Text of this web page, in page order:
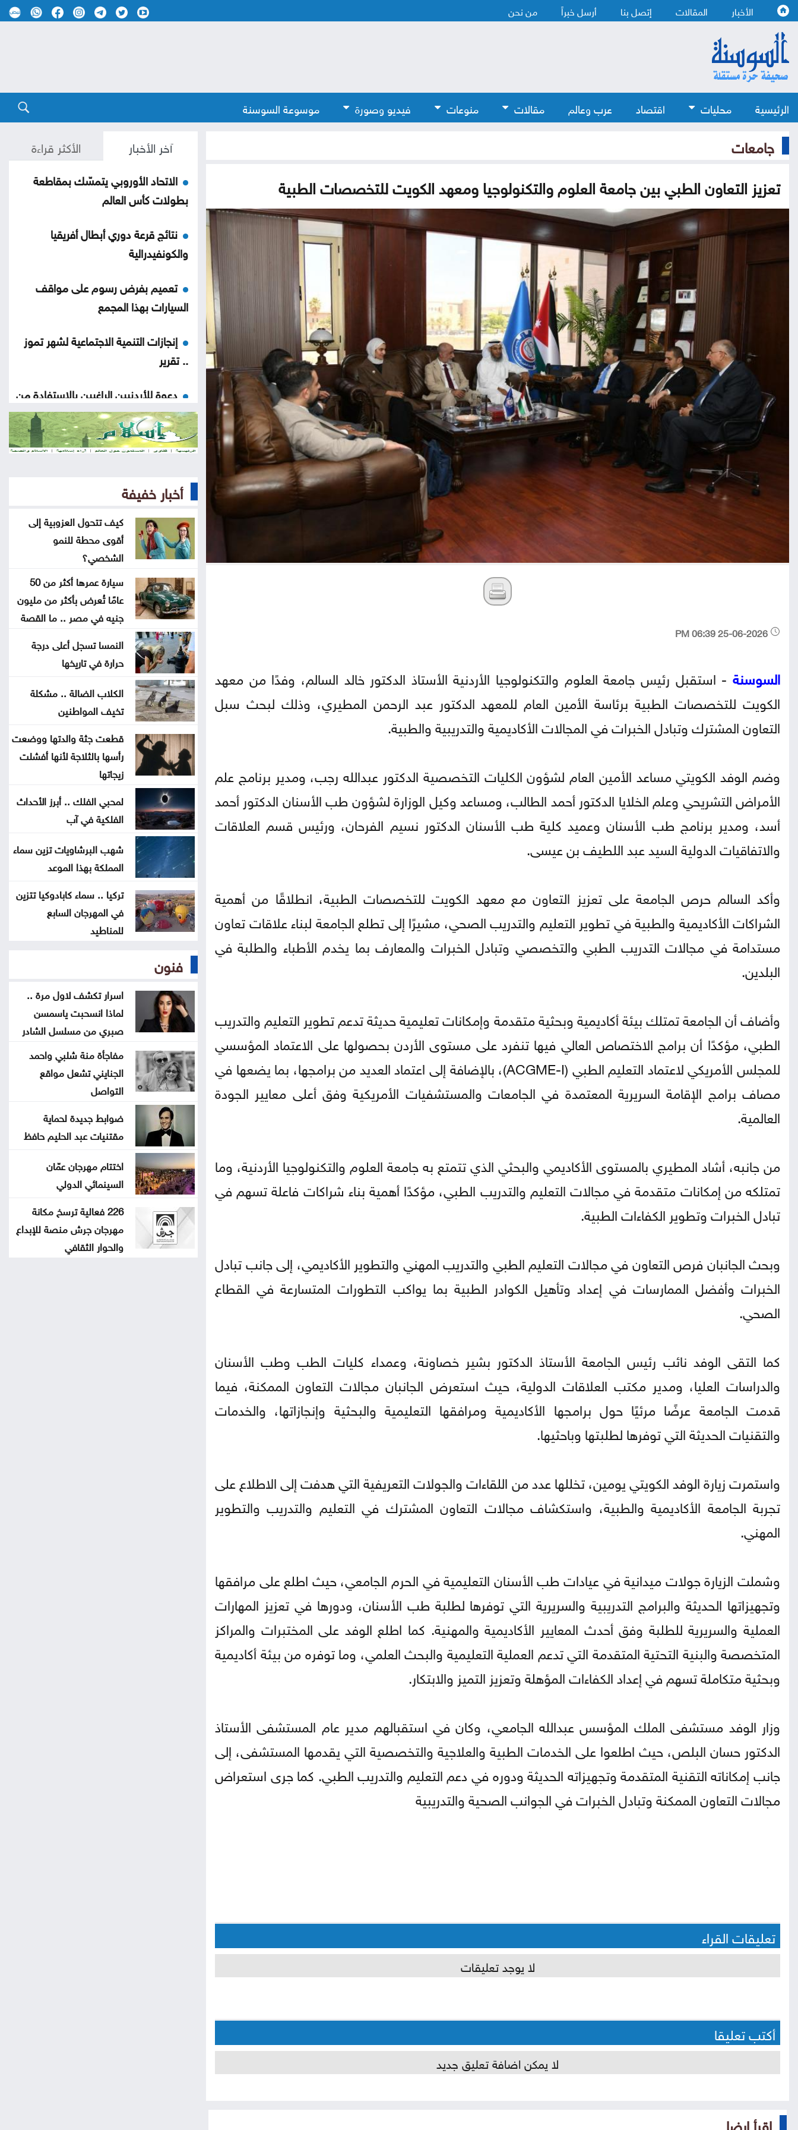
الأخبار المقالات إتصل بنا أرسل خبراً من نحن
الرئيسية محليات اقتصاد عرب وعالم مقالات منوعات فيديو وصورة موسوعة السوسنة
جامعات
تعزيز التعاون الطبي بين جامعة العلوم والتكنولوجيا ومعهد الكويت للتخصصات الطبية
السوسنة - استقبل رئيس جامعة العلوم والتكنولوجيا الأردنية الأستاذ الدكتور خالد السالم، وفدًا من معهد
الكويت للتخصصات الطبية برئاسة الأمين العام للمعهد الدكتور عبد الرحمن المطيري، وذلك لبحث سبل
التعاون المشترك وتبادل الخبرات في المجالات الأكاديمية والتدريبية والطبية.
وضم الوفد الكويتي مساعد الأمين العام لشؤون الكليات التخصصية الدكتور عبدالله رجب، ومدير برنامج علم
الأمراض التشريحي وعلم الخلايا الدكتور أحمد الطالب، ومساعد وكيل الوزارة لشؤون طب الأسنان الدكتور أحمد
أسد، ومدير برنامج طب الأسنان وعميد كلية طب الأسنان الدكتور نسيم الفرحان، ورئيس قسم العلاقات
والاتفاقيات الدولية السيد عبد اللطيف بن عيسى.
وأكد السالم حرص الجامعة على تعزيز التعاون مع معهد الكويت للتخصصات الطبية، انطلاقًا من أهمية
الشراكات الأكاديمية والطبية في تطوير التعليم والتدريب الصحي، مشيرًا إلى تطلع الجامعة لبناء علاقات تعاون
مستدامة في مجالات التدريب الطبي والتخصصي وتبادل الخبرات والمعارف بما يخدم الأطباء والطلبة في
البلدين.
وأضاف أن الجامعة تمتلك بيئة أكاديمية وبحثية متقدمة وإمكانات تعليمية حديثة تدعم تطوير التعليم والتدريب
الطبي، مؤكدًا أن برامج الاختصاص العالي فيها تنفرد على مستوى الأردن بحصولها على الاعتماد المؤسسي
للمجلس الأمريكي لاعتماد التعليم الطبي (ACGME-I)، بالإضافة إلى اعتماد العديد من برامجها، بما يضعها في
مصاف برامج الإقامة السريرية المعتمدة في الجامعات والمستشفيات الأمريكية وفق أعلى معايير الجودة
العالمية.​
من جانبه، أشاد المطيري بالمستوى الأكاديمي والبحثي الذي تتمتع به جامعة العلوم والتكنولوجيا الأردنية، وما
تمتلكه من إمكانات متقدمة في مجالات التعليم والتدريب الطبي، مؤكدًا أهمية بناء شراكات فاعلة تسهم في
تبادل الخبرات وتطوير الكفاءات الطبية.
وبحث الجانبان فرص التعاون في مجالات التعليم الطبي والتدريب المهني والتطوير الأكاديمي، إلى جانب تبادل
الخبرات وأفضل الممارسات في إعداد وتأهيل الكوادر الطبية بما يواكب التطورات المتسارعة في القطاع
الصحي.
كما التقى الوفد نائب رئيس الجامعة الأستاذ الدكتور بشير خصاونة، وعمداء كليات الطب وطب الأسنان
والدراسات العليا، ومدير مكتب العلاقات الدولية، حيث استعرض الجانبان مجالات التعاون الممكنة، فيما
قدمت الجامعة عرضًا مرئيًا حول برامجها الأكاديمية ومرافقها التعليمية والبحثية وإنجازاتها، والخدمات
والتقنيات الحديثة التي توفرها لطلبتها وباحثيها.
واستمرت زيارة الوفد الكويتي يومين، تخللها عدد من اللقاءات والجولات التعريفية التي هدفت إلى الاطلاع على
تجربة الجامعة الأكاديمية والطبية، واستكشاف مجالات التعاون المشترك في التعليم والتدريب والتطوير
المهني.
وشملت الزيارة جولات ميدانية في عيادات طب الأسنان التعليمية في الحرم الجامعي، حيث اطلع على مرافقها
وتجهيزاتها الحديثة والبرامج التدريبية والسريرية التي توفرها لطلبة طب الأسنان، ودورها في تعزيز المهارات
العملية والسريرية للطلبة وفق أحدث المعايير الأكاديمية والمهنية. كما اطلع الوفد على المختبرات والمراكز
المتخصصة والبنية التحتية المتقدمة التي تدعم العملية التعليمية والبحث العلمي، وما توفره من بيئة أكاديمية
وبحثية متكاملة تسهم في إعداد الكفاءات المؤهلة وتعزيز التميز والابتكار.
وزار الوفد مستشفى الملك المؤسس عبدالله الجامعي، وكان في استقبالهم مدير عام المستشفى الأستاذ
الدكتور حسان البلص، حيث اطلعوا على الخدمات الطبية والعلاجية والتخصصية التي يقدمها المستشفى، إلى
جانب إمكاناته التقنية المتقدمة وتجهيزاته الحديثة ودوره في دعم التعليم والتدريب الطبي. كما جرى استعراض
مجالات التعاون الممكنة وتبادل الخبرات في الجوانب الصحية والتدريبية
تعليقات القراء
لا يوجد تعليقات
أكتب تعليقا
لا يمكن اضافة تعليق جديد
إقرأ ايضا
آخر الأخبار الأكثر قراءة
الاتحاد الأوروبي يتمسّك بمقاطعة
بطولات كأس العالم
نتائج قرعة دوري أبطال أفريقيا
والكونفيدرالية
تعميم بفرض رسوم على مواقف
السيارات بهذا المجمع
إنجازات التنمية الاجتماعية لشهر تموز
.. تقرير
دعوة للأردنيين الراغبين بالاستفادة من
خدمات الضمان الإلكترونية
ضبط بئر مخالفة واعتداءات على المياه
افتتاح مركز الخدمات الحكومي في
عجلون
إغلاق باب التسجيل للمشاركة في
معرض الكتاب
فيدان يستنكر الهجمات الإسرائيلية
السعايدة يبحث مع علاوي تعزيز
التعاون البرلماني
كيف تتحول العزوبية إلى أقوى محطة
للنمو الشخصي؟
هدية مجانية للجيولوجيا الكوكبية:
في فهم أسرار القمر
إطلاق برنامج الدكتوراه في التمريض
بجامعة التكنولوجيا
تأسيس رابطة أندية المحترفين لكرة
القدم
أردنية .. تقرير رسمي يكشف أخطر أبواب
أخبار خفيفة
كيف تتحول العزوبية إلى
أقوى محطة للنمو
الشخصي؟
سيارة عمرها أكثر من 50
عامًا تُعرض بأكثر من مليون
جنيه في مصر .. ما القصة
النمسا تسجل أعلى درجة
حرارة في تاريخها
الكلاب الضالة .. مشكلة
تخيف المواطنين
قطعت جثة والدتها ووضعت
رأسها بالثلاجة لأنها أفشلت
زيجاتها
لمحبي الفلك .. أبرز الأحداث
الفلكية في آب
شهب البرشاويات تزين سماء
المملكة بهذا الموعد
تركيا .. سماء كابادوكيا تتزين
في المهرجان السابع
للمناطيد
فنون
اسرار تكشف لاول مرة ..
لماذا انسحبت ياسمسن
صبري من مسلسل الشادر
مفاجأة منة شلبي واحمد
الجنايني تشعل مواقع
التواصل
ضوابط جديدة لحماية
مقتنيات عبد الحليم حافظ
اختتام مهرجان عمّان
السينمائي الدولي
226 فعالية ترسخ مكانة
مهرجان جرش منصة للإبداع
والحوار الثقافي